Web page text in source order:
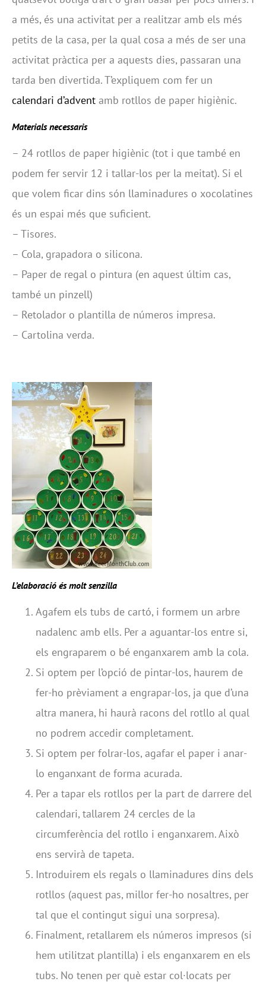
a més, és una activitat per a realitzar amb els més
petits de la casa, per la qual cosa a més de ser una
activitat pràctica per a aquests dies, passaran una
tarda ben divertida. T’expliquem com fer un
calendari d’advent amb rotllos de paper higiènic.
Materials necessaris
– 24 rotllos de paper higiènic (tot i que també en
podem fer servir 12 i tallar-los per la meitat). Si el
que volem ficar dins són llaminadures o xocolatines
és un espai més que suficient.
– Tisores.
– Cola, grapadora o silicona.
– Paper de regal o pintura (en aquest últim cas,
també un pinzell)
– Retolador o plantilla de números impresa.
– Cartolina verda.
L’elaboració és molt senzilla
Agafem els tubs de cartó, i formem un arbre
nadalenc amb ells. Per a aguantar-los entre si,
els engraparem o bé enganxarem amb la cola.
Si optem per l’opció de pintar-los, haurem de
fer-ho prèviament a engrapar-los, ja que d’una
altra manera, hi haurà racons del rotllo al qual
no podrem accedir completament.
Si optem per folrar-los, agafar el paper i anar-
lo enganxant de forma acurada.
Per a tapar els rotllos per la part de darrere del
calendari, tallarem 24 cercles de la
circumferència del rotllo i enganxarem. Això
ens servirà de tapeta.
Introduirem els regals o llaminadures dins dels
rotllos (aquest pas, millor fer-ho nosaltres, per
tal que el contingut sigui una sorpresa).
Finalment, retallarem els números impresos (si
hem utilitzat plantilla) i els enganxarem en els
tubs. No tenen per què estar col·locats per